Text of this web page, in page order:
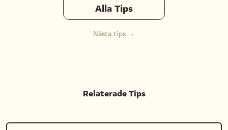
Alla Tips
Nästa tips →
Relaterade Tips